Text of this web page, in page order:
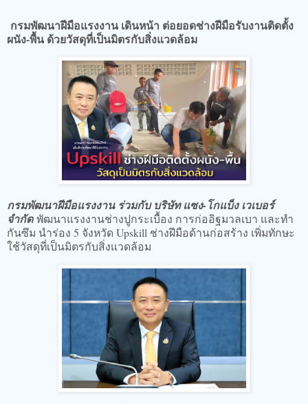
กรมพัฒนาฝีมือแรงงาน เดินหน้า ต่อยอดช่างฝีมือรับงานติดตั้ง
ผนัง-พื้น ด้วยวัสดุที่เป็นมิตรกับสิ่งแวดล้อม
กรมพัฒนาฝีมือแรงงาน ร่วมกับ บริษัท แซง-โกแบ็ง เวเบอร์
จำกัดพัฒนาแรงงานช่างปูกระเบื้อง การก่ออิฐมวลเบา และทำ
กันซึม นำร่อง 5 จังหวัด Upskill ช่างฝีมือด้านก่อสร้าง เพิ่มทักษะ
ใช้วัสดุที่เป็นมิตรกับสิ่งแวดล้อม